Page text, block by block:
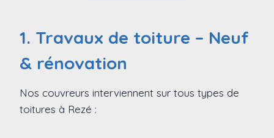
1. Travaux de toiture – Neuf
& rénovation
Nos couvreurs interviennent sur tous types de
toitures à Rezé :